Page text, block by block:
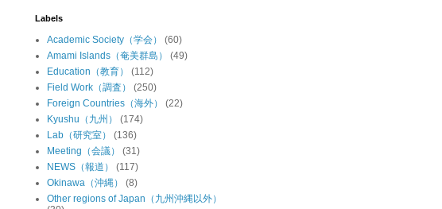
Labels
Academic Society（学会）
(60)
Amami Islands（奄美群島）
(49)
Education（教育）
(112)
Field Work（調査）
(250)
Foreign Countries（海外）
(22)
Kyushu（九州）
(174)
Lab（研究室）
(136)
Meeting（会議）
(31)
NEWS（報道）
(117)
Okinawa（沖縄）
(8)
Other regions of Japan（九州沖縄以外）